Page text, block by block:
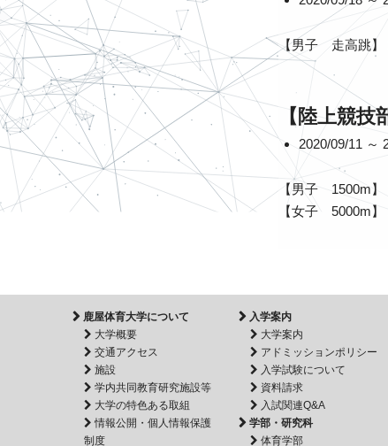
【男子 走高跳】
【陸上競
2020/09/11 ～
【男子 1500m】
【女子 5000m】
鹿屋体育大学について
大学概要
交通アクセス
施設
学内共同教育研究施設等
大学の特色ある取組
情報公開・個人情報保護
制度
入学案内
大学案内
アドミッションポリシー
入学試験について
資料請求
入試関連Q&A
学部・研究科
体育学部